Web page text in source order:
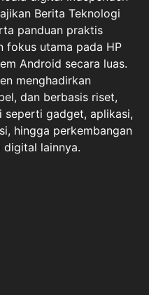
menghadirkan
dan berbasis riset,
gadget, aplikasi,
hingga perkembangan
lainnya.